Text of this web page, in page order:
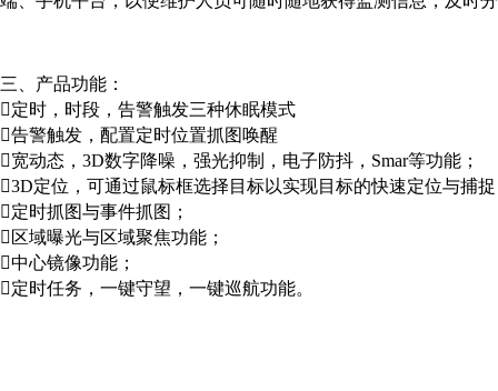
三、产品功能：
定时，时段，告警触发三种休眠模式
告警触发，配置定时位置抓图唤醒
宽动态，3D数字降噪，强光抑制，电子防抖，Smar等功能；
3D定位，可通过鼠标框选择目标以实现目标的快速定位与捕
定时抓图与事件抓图；
区域曝光与区域聚焦功能；
中心镜像功能；
定时任务，一键守望，一键巡航功能。